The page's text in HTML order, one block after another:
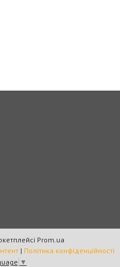
Prom.ua
| Політика конфіденційності
▼